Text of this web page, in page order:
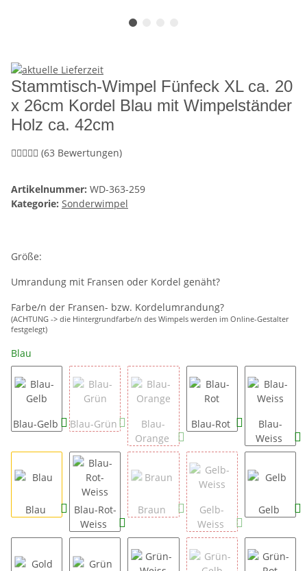
Stammtisch-Wimpel Fünfeck XL ca. 20
x 26cm Kordel Blau mit Wimpelständer
Holz ca. 42cm
(63 Bewertungen)
Artikelnummer: WD-363-259
Kategorie: Sonderwimpel
Größe:
Umrandung mit Fransen oder Kordel genäht?
Farbe/n der Fransen- bzw. Kordelumrandung?
(ACHTUNG -> die Hintergrundfarbe/n des Wimpels werden im Online-Gestalter
festgelegt)
Blau
Blau-Gelb Blau-Grün
Blau-
Orange
Blau-Rot
Blau-
Weiss
Blau
Blau-Rot-
Weiss
Braun
Gelb-
Weiss
Gelb